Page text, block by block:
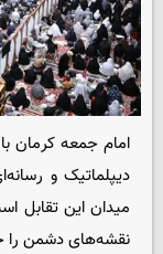
امام جمعه کرمان
دیپلماتیک و
میدان این تقابل
نقشه‌های دشمن را